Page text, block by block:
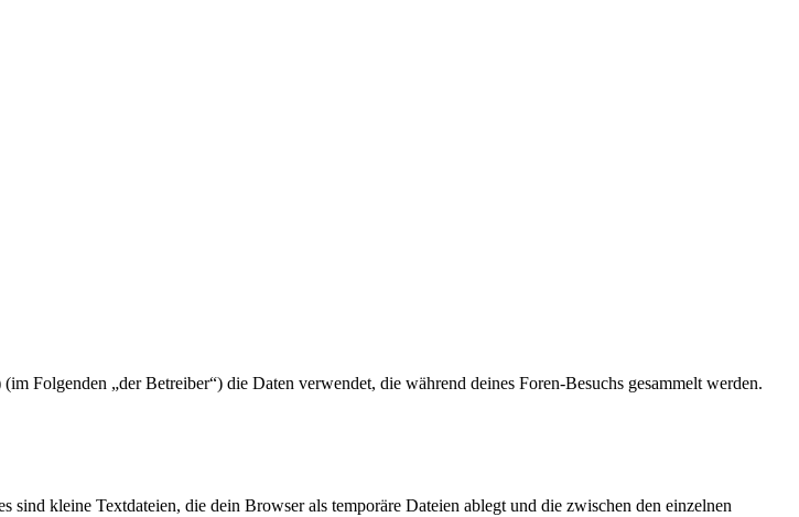
„der Betreiber“) die Daten verwendet, die während deines Foren-Besuchs gesammelt werden.
kleine Textdateien, die dein Browser als temporäre Dateien ablegt und die zwischen den einzelnen